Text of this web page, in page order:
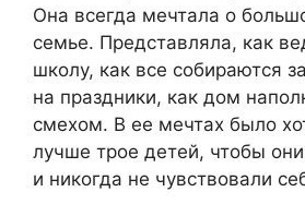
Она всегда мечтала о
семье. Представляла, как
школу, как все собираются
на праздники, как дом
смехом. В ее мечтах было
лучше трое детей, чтобы
и никогда не чувствовали